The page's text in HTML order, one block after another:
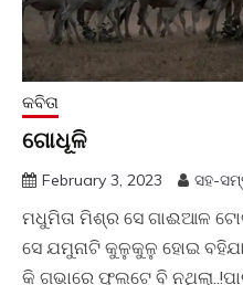
କବିତା
ଗୋଧୂଳି
February 3, 2023 ସହ-
ମଧୁମିତା ମିଶ୍ର ସେ ଗାଈଆଳ
ସେ ଯମୁନାଟି କୁଳୁକୁଳୁ ହୋଇ
କି ଗଭାରେ ଫୁଲଟେ ବି